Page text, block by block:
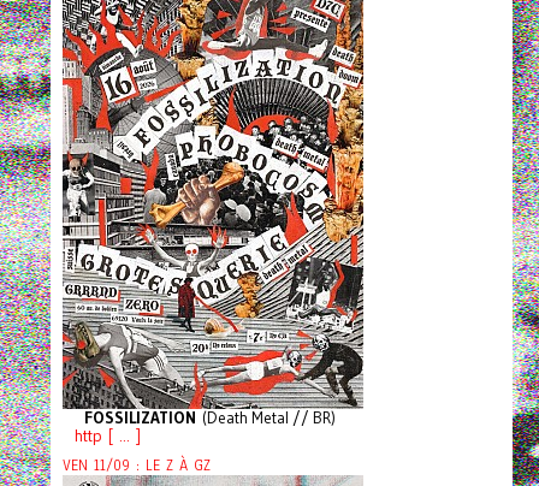
FOSSILIZATION (Death Metal // BR)
http [ ... ]
VEN 11/09 : LE Z À GZ